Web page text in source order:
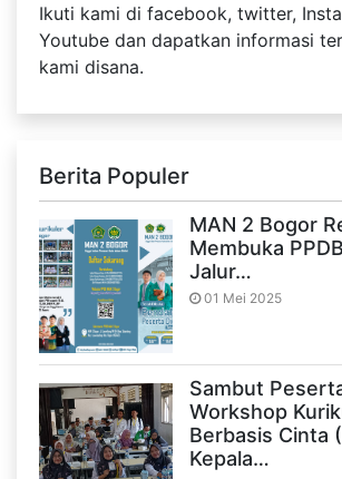
Ikuti kami di facebook, twitter,
Youtube dan dapatkan informasi
kami disana.
Berita Populer
MAN 2 Bogor
Membuka
Jalur…
01 Mei 2025
Sambut
Workshop
Berbasis Cinta
Kepala…